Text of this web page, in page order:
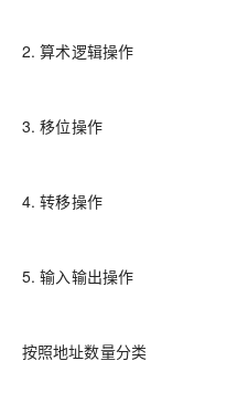
2. 算术逻辑操作
3. 移位操作
4. 转移操作
5. 输入输出操作
按照地址数量分类